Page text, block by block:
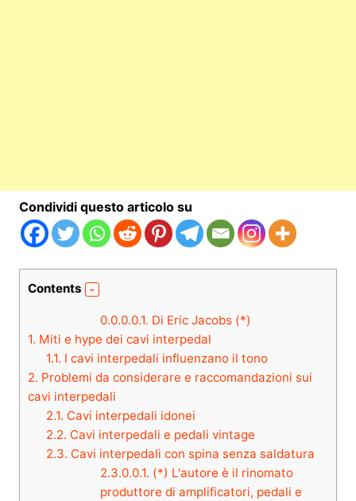
Condividi questo articolo su
Contents
0.0.0.0.1. Di Eric Jacobs (*)
1. Miti e hype dei cavi interpedal
1.1. I cavi interpedali influenzano il tono
2. Problemi da considerare e raccomandazioni sui
cavi interpedali
2.1. Cavi interpedali idonei
2.2. Cavi interpedali e pedali vintage
2.3. Cavi interpedali con spina senza saldatura
2.3.0.0.1. (*) L'autore è il rinomato
produttore di amplificatori, pedali e